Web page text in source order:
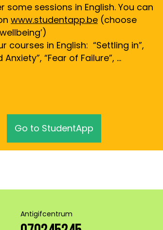
some sessions in English. You can
www.studentapp.be (choose
courses in English: “Settling in”,
Anxiety”, “Fear of Failure”, …
Go to StudentApp
Antigifcentrum